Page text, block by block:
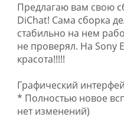
Предлагаю вам свою
DiChat! Сама сборка
стабильно на нем
не проверял. На Sony
красота!!!!!
Графический
* Полностью новое
нет изменений)